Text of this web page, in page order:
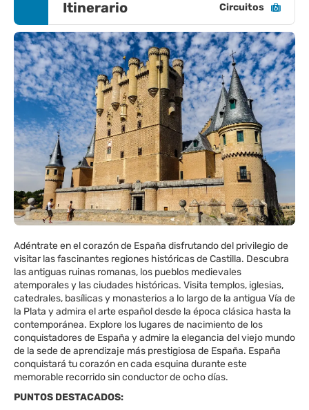
Itinerario Circuitos
Adéntrate en el corazón de España disfrutando del privilegio de
visitar las fascinantes regiones históricas de Castilla. Descubra
las antiguas ruinas romanas, los pueblos medievales
atemporales y las ciudades históricas. Visita templos, iglesias,
catedrales, basílicas y monasterios a lo largo de la antigua Vía de
la Plata y admira el arte español desde la época clásica hasta la
contemporánea. Explore los lugares de nacimiento de los
conquistadores de España y admire la elegancia del viejo mundo
de la sede de aprendizaje más prestigiosa de España. España
conquistará tu corazón en cada esquina durante este
memorable recorrido sin conductor de ocho días.
PUNTOS DESTACADOS: